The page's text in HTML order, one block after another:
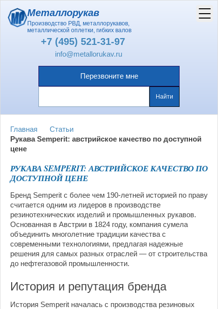
Металлорукав
Производство РВД, металлорукавов,
металлической оплетки, гибких валов
+7 (495) 521-31-97
info@metallorukav.ru
Перезвоните мне
Главная
Статьи
Рукава Semperit: австрийское качество по доступной
цене
РУКАВА SEMPERIT: АВСТРИЙСКОЕ КАЧЕСТВО ПО
ДОСТУПНОЙ ЦЕНЕ
Бренд Semperit с более чем 190-летней историей по праву
считается одним из лидеров в производстве
резинотехнических изделий и промышленных рукавов.
Основанная в Австрии в 1824 году, компания сумела
объединить многолетние традиции качества с
современными технологиями, предлагая надежные
решения для самых разных отраслей — от строительства
до нефтегазовой промышленности.
История и репутация бренда
История Semperit началась с производства резиновых